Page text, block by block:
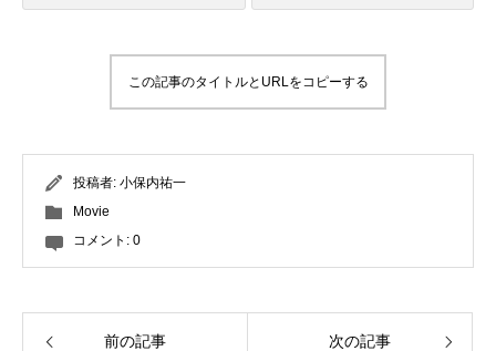
この記事のタイトルとURLをコピーする
投稿者: 小保内祐一
Movie
コメント: 0
前の記事 次の記事